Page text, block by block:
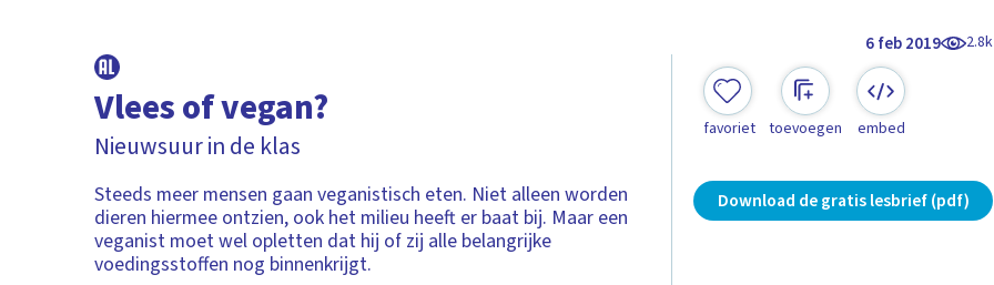
6 feb 2019 2.8k
Vlees of vegan?
Nieuwsuur in de klas
Steeds meer mensen gaan veganistisch eten. Niet alleen worden
dieren hiermee ontzien, ook het milieu heeft er baat bij. Maar een
veganist moet wel opletten dat hij of zij alle belangrijke
voedingsstoffen nog binnenkrijgt.
favoriet toevoegen embed
Download de gratis lesbrief (pdf)